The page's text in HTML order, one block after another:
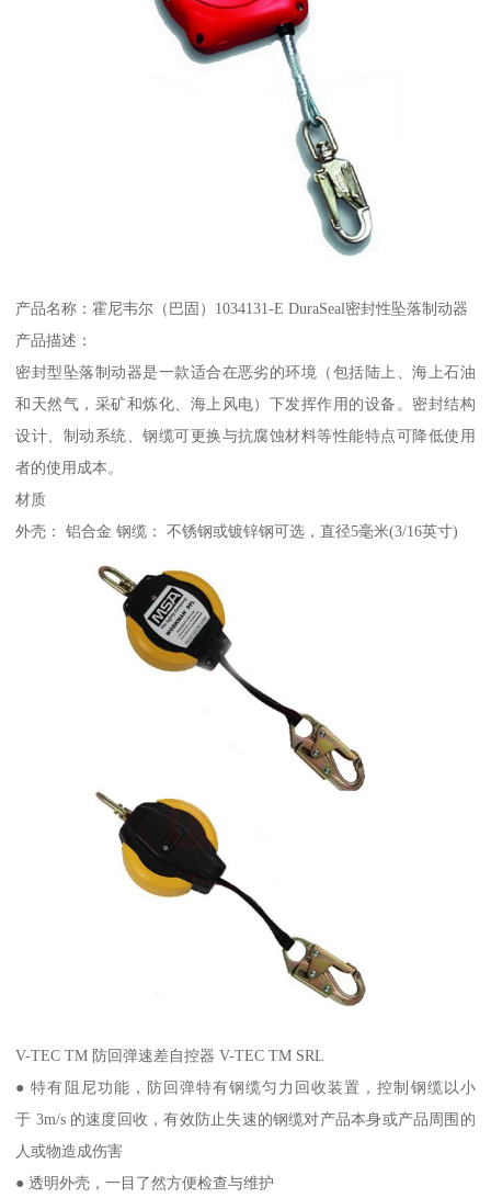
产品名称：霍尼韦尔（巴固）1034131-E DuraSeal密封性坠落制动器
产品描述：
密封型坠落制动器是一款适合在恶劣的环境（包括陆上、海上石油
和天然气，采矿和炼化、海上风电）下发挥作用的设备。密封结构
设计、制动系统、钢缆可更换与抗腐蚀材料等性能特点可降低使用
者的使用成本。
材质
外壳： 铝合金 钢缆： 不锈钢或镀锌钢可选，直径5毫米(3/16英寸)
V-TEC TM 防回弹速差自控器 V-TEC TM SRL
● 特有阻尼功能，防回弹特有钢缆匀力回收装置，控制钢缆以小
于 3m/s 的速度回收，有效防止失速的钢缆对产品本身或产品周围的
人或物造成伤害
● 透明外壳，一目了然方便检查与维护